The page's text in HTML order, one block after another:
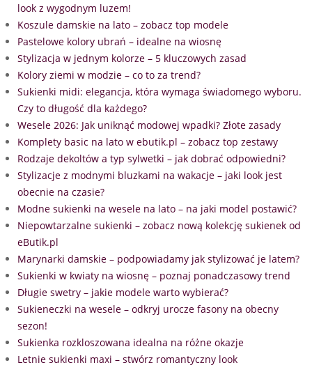
look z wygodnym luzem!
Koszule damskie na lato – zobacz top modele
Pastelowe kolory ubrań – idealne na wiosnę
Stylizacja w jednym kolorze – 5 kluczowych zasad
Kolory ziemi w modzie – co to za trend?
Sukienki midi: elegancja, która wymaga świadomego wyboru.
Czy to długość dla każdego?
Wesele 2026: Jak uniknąć modowej wpadki? Złote zasady
Komplety basic na lato w ebutik.pl – zobacz top zestawy
Rodzaje dekoltów a typ sylwetki – jak dobrać odpowiedni?
Stylizacje z modnymi bluzkami na wakacje – jaki look jest
obecnie na czasie?
Modne sukienki na wesele na lato – na jaki model postawić?
Niepowtarzalne sukienki – zobacz nową kolekcję sukienek od
eButik.pl
Marynarki damskie – podpowiadamy jak stylizować je latem?
Sukienki w kwiaty na wiosnę – poznaj ponadczasowy trend
Długie swetry – jakie modele warto wybierać?
Sukieneczki na wesele – odkryj urocze fasony na obecny
sezon!
Sukienka rozkloszowana idealna na różne okazje
Letnie sukienki maxi – stwórz romantyczny look